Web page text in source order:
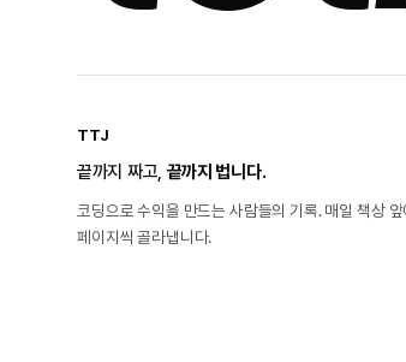
TTJ
끝까지 짜고, 끝까지 법니다.
코딩으로 수익을 만드는 사람들의 기록. 매일 책상 앞
페이지씩 골라냅니다.